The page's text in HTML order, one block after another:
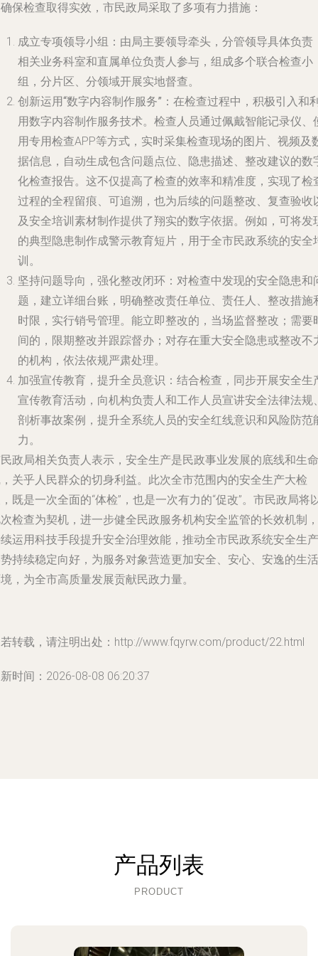
保检查取得实效，市民政局采取了多项有力措施：
成立专项领导小组 ：由局主要领导牵头，分管领导具体负责
相关业务科室和直属单位负责人参与，组成多个联合检查小
组，分片区、分领域开展实地督查。
创新运用“数字内容制作服务” ：在检查过程中，积极引入和
用数字内容制作服务技术。检查人员通过佩戴智能记录仪、
用专用检查APP等方式，实时采集检查现场的图片、视频及
据信息，自动生成包含问题点位、隐患描述、整改建议的数
化检查报告。这不仅提高了检查的效率和精准度，实现了检
过程的全程留痕、可追溯，也为后续的问题整改、复查验收
及安全培训素材制作提供了翔实的数字依据。例如，可将发
的典型隐患制作成警示教育短片，用于全市民政系统的安全
训。
坚持问题导向，强化整改闭环 ：对检查中发现的安全隐患和
题，建立详细台账，明确整改责任单位、责任人、整改措施
时限，实行销号管理。能立即整改的，当场监督整改；需要
间的，限期整改并跟踪督办；对存在重大安全隐患或整改不
的机构，依法依规严肃处理。
加强宣传教育，提升全员意识 ：结合检查，同步开展安全生
宣传教育活动，向机构负责人和工作人员宣讲安全法律法规
剖析事故案例，提升全系统人员的安全红线意识和风险防范
力。
政局相关负责人表示，安全生产是民政事业发展的底线和生命
关乎人民群众的切身利益。此次全市范围内的安全生产大检
既是一次全面的“体检”，也是一次有力的“促改”。市民政局将
检查为契机，进一步健全民政服务机构安全监管的长效机制，
运用科技手段提升安全治理效能，推动全市民政系统安全生产
持续稳定向好，为服务对象营造更加安全、安心、安逸的生活
，为全市高质量发展贡献民政力量。
转载，请注明出处：http://www.fqyrw.com/product/22.html
时间：2026-08-08 06:20:37
产品列表
PRODUCT